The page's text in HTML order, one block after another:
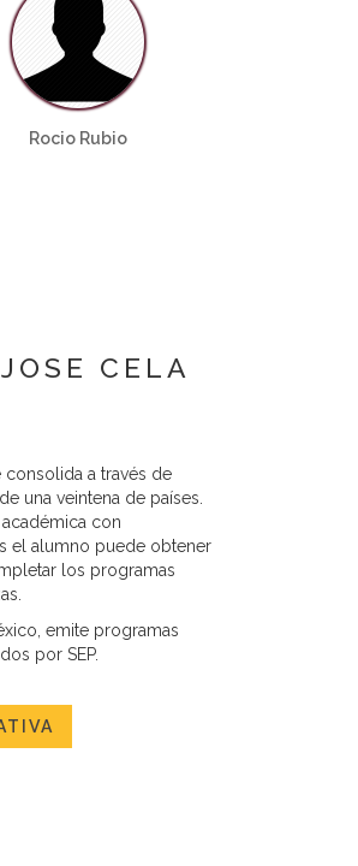
Rocio Rubio
CELA
consolida a través de
una veintena de países.
con
el alumno puede obtener
los programas
emite programas
por SEP.